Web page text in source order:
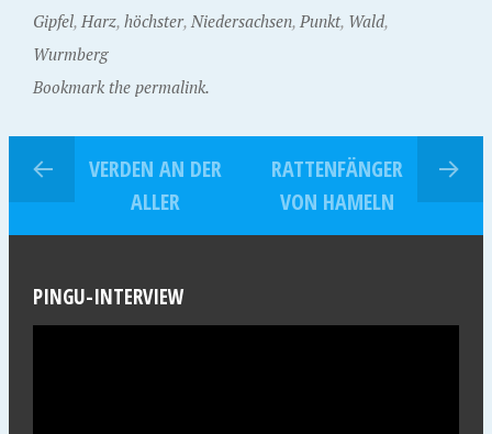
Gipfel, Harz, höchster, Niedersachsen, Punkt, Wald,
Wurmberg
Bookmark the permalink.
VERDEN AN DER
ALLER
RATTENFÄNGER
VON HAMELN
PINGU-INTERVIEW